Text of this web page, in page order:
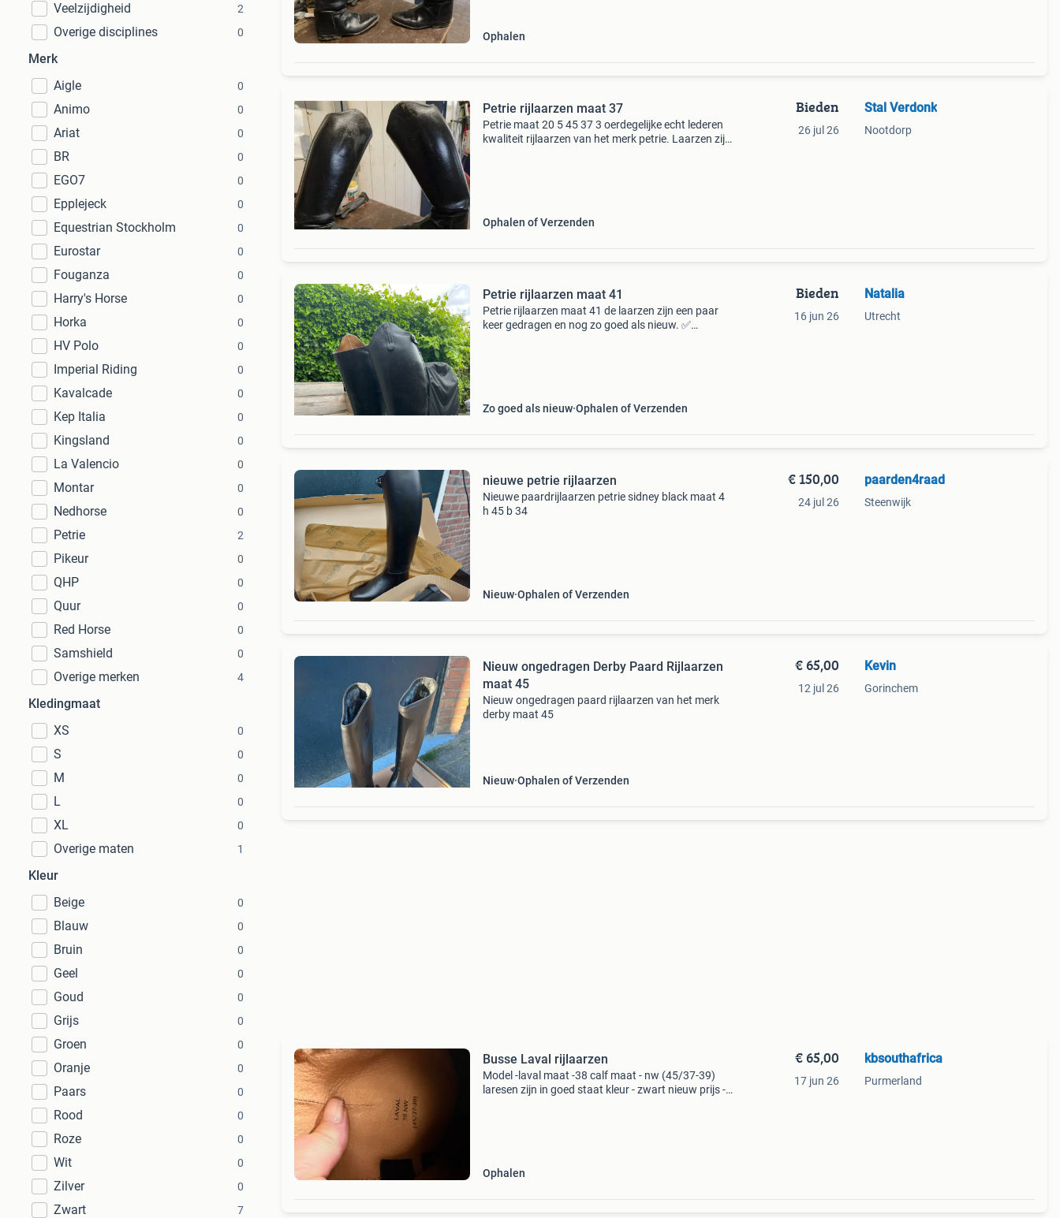
Veelzijdigheid 2
Overige disciplines 0
Merk
Aigle
0
Animo 0
Ariat 0
BR 0
EGO7 0
Epplejeck 0
Equestrian Stockholm 0
Eurostar 0
Fouganza 0
Harry's Horse 0
Horka 0
HV Polo 0
Imperial Riding 0
Kavalcade 0
Kep Italia 0
Kingsland 0
La Valencio 0
Montar 0
Nedhorse 0
Petrie 2
Pikeur 0
QHP 0
Quur 0
Red Horse 0
Samshield 0
Overige merken 4
Kledingmaat
XS
0
S 0
M 0
L 0
XL 0
Overige maten 1
Kleur
Beige
0
Blauw 0
Bruin 0
Geel 0
Goud 0
Grijs 0
Groen 0
Oranje 0
Paars 0
Rood 0
Roze 0
Wit 0
Zilver 0
Zwart 7
Ophalen
Petrie rijlaarzen maat 37
Petrie maat 20 5 45 37 3 oerdegelijke echt lederen
kwaliteit rijlaarzen van het merk petrie. Laarzen zijn
Ophalen of Verzenden
Bieden
26 jul 26
Stal Verdonk
Nootdorp
Petrie rijlaarzen maat 41
Petrie rijlaarzen maat 41 de laarzen zijn een paar
keer gedragen en nog zo goed als nieuw. ✅
Zo goed als nieuw Ophalen of Verzenden
Bieden
16 jun 26
Natalia
Utrecht
nieuwe petrie rijlaarzen
Nieuwe paardrijlaarzen petrie sidney black maat 4
h 45 b 34
Nieuw Ophalen of Verzenden
€ 150,00
24 jul 26
paarden4raad
Steenwijk
Nieuw ongedragen Derby Paard Rijlaarzen
maat 45
Nieuw ongedragen paard rijlaarzen van het merk
derby maat 45
Nieuw Ophalen of Verzenden
€ 65,00
12 jul 26
Kevin
Gorinchem
Busse Laval rijlaarzen
Model -laval maat -38 calf maat - nw (45/37-39)
laresen zijn in goed staat kleur - zwart nieuw prijs -
Ophalen
€ 65,00
17 jun 26
kbsouthafrica
Purmerland